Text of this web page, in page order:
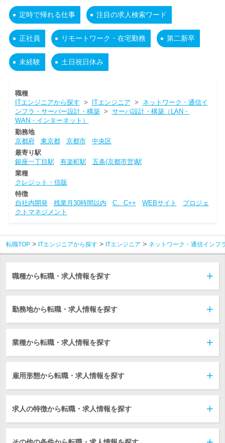
定時で帰れる仕事 注目の求人検索ワード
正社員 リモートワーク・在宅勤務 第二新卒
未経験 土日祝日休み
職種
ITエンジニアから探す > ITエンジニア > ネットワーク・通信イ
ンフラ・サーバー設計・構築> サーバ設計・構築（LAN・
WAN・インターネット）
勤務地
京都府
東京都 京都市
中央区
最寄り駅
銀座一丁目駅
有楽町駅
五条(京都市営)駅
業種
クレジット・信販
特徴
自社内開発
残業月30時間以内 C、C++ WEBサイト
プロジェ
クトマネジメント
転職TOP ITエンジニアから探す ITエンジニア ネットワーク・通信インフ
職種から転職・求人情報を探す
勤務地から転職・求人情報を探す
業種から転職・求人情報を探す
雇用形態から転職・求人情報を探す
求人の特徴から転職・求人情報を探す